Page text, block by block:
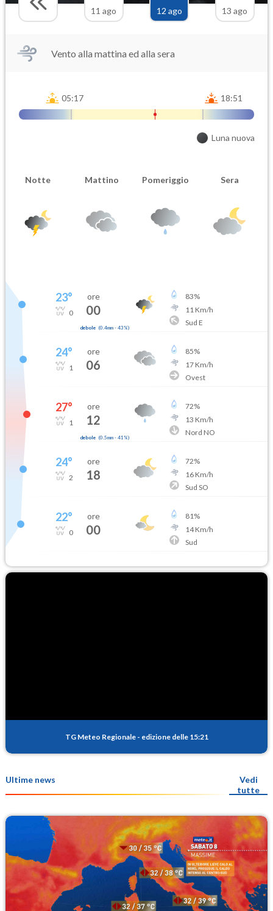
11 ago
12 ago
13 ago
Vento alla mattina ed alla sera
05:17 18:51
Luna nuova
Notte Mattino Pomeriggio Sera
23°
0
ore
00
debole (0.4mm- 43 %)
83%
11 Km/h
Sud E
24°
1
ore
06
85%
17Km/h
Ovest
27°
1
ore
12
debole (0.5mm- 41 %)
72%
13 Km/h
Nord NO
24°
2
ore
18
72%
16Km/h
Sud SO
22°
0
ore
00
81%
14Km/h
Sud
TG Meteo Regionale - edizione delle 15:21
Ultime news
Vedi
tutte